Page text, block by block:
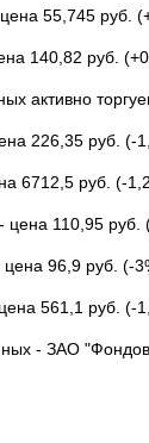
55,745 руб.
140,82 руб.
активно
226,35 руб. (-
6712,5 руб. (-
110,95 руб.
96,9 руб. (-
561,1 руб. (-
- ЗАО